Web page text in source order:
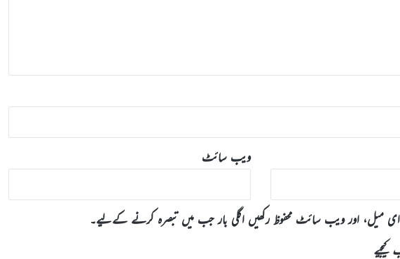
ویب‌ سائٹ
ای میل، اور ویب سائٹ محفوظ رکھیں اگلی بار جب میں تبصرہ کرنے کےلیے۔
کیجیے